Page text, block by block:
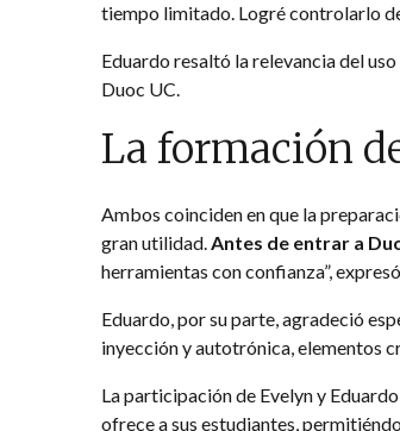
tiempo limitado. Logré controlarlo
Eduardo resaltó la relevancia del
Duoc UC.
La formación
Ambos coinciden en que la
gran utilidad.Antes de entrar a
herramientas con confianza”,
Eduardo, por su parte, agradeció
inyección y autotrónica, elementos
La participación de Evelyn y
ofrece a sus estudiantes,